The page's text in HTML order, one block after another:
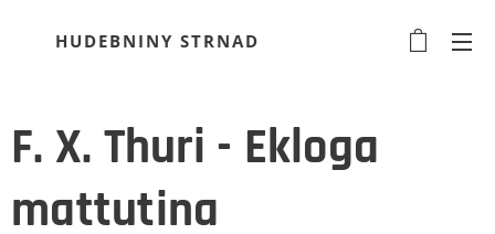
HUDEBNINY STRNAD
F. X. Thuri - Ekloga
mattutina